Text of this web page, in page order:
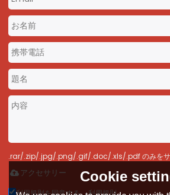
.rar/.zip/.jpg/.png/.gif/.doc/.xls/.pdf のみをサ
アクセサリー
利用規則を同意する。,利用規則
Cookie